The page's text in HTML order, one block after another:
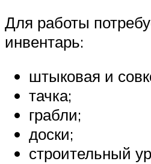
Для работы
инвентарь:
штыковая и
тачка;
грабли;
доски;
строительный